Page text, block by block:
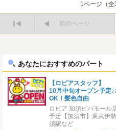
1ページ（全
前のページ
あなたにおすすめのパート
【ロピアスタッフ】
10月中旬オープン予定
OK！髪色自由
ロピア 加須ビバモー
予定【加須市】東武伊
須駅など